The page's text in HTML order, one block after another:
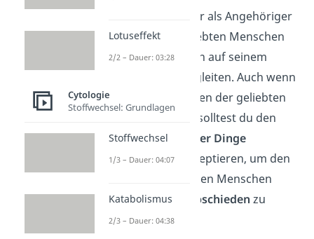
Natürlich fällt es dir als Angehöriger
schwer, einen geliebten Menschen
loszulassen und ihn auf seinem
letzten Weg zu begleiten. Auch wenn
du dir das Überleben der geliebten
Person wünschst, solltest du den
natürlichen Lauf der Dinge
schlussendlich akzeptieren, um den
im Sterben liegenden Menschen
bestmöglich verabschieden zu
können.
Lotuseffekt
2/2 – Dauer: 03:28
Cytologie
Stoffwechsel: Grundlagen
Stoffwechsel
1/3 – Dauer: 04:07
Katabolismus
2/3 – Dauer: 04:38